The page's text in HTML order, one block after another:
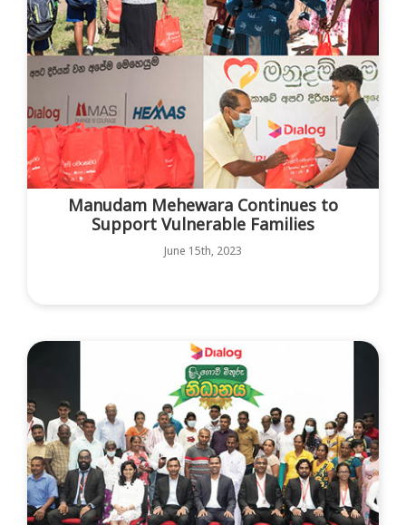
Manudam Mehewara Continues to
Support Vulnerable Families
June 15th, 2023